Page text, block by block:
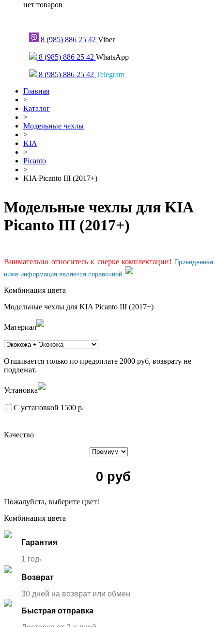
нет товаров
8 (985) 886 25 42 Viber
8 (985) 886 25 42 WhatsApp
8 (985) 886 25 42 Telegram
Главная
>
Каталог
>
Модельные чехлы
>
KIA
>
Picanto
>
KIA Picanto III (2017+)
Модельные чехлы для KIA
Picanto III (2017+)
Внимательно относитесь к сверке комплектации! Приведенная
ниже информация является справочной.
Комбинация цвета
Модельные чехлы для KIA Picanto III (2017+)
Материал
Отшивается только по предоплате 2000 руб, возврату не
подлежат.
Установка
С установкой 1500 р.
Качество
0 руб
Пожалуйста, выберите цвет!
Комбинация цвета
Гарантия
1 год*
Возврат
30 дней на возврат или обмен
Быстрая отправка